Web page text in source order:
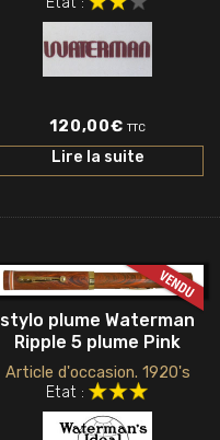
120,00€ TTC
Lire la suite
stylo plume Waterman
Ripple 5 plume Pink
Article d'occasion. 1920's
Etat :